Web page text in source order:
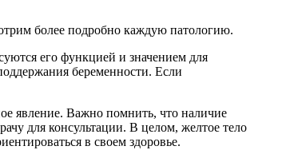
более подробно каждую патологию.
его функцией и значением для
беременности. Если
явление. Важно помнить, что наличие
для консультации. В целом, желтое тело
в своем здоровье.